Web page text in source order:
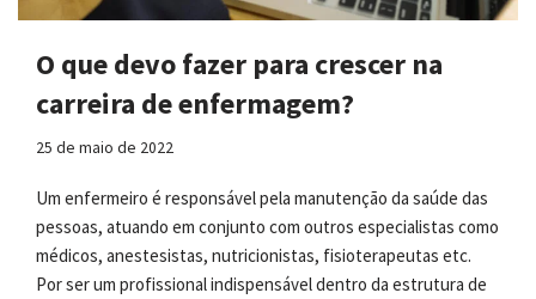
O que devo fazer para crescer na
carreira de enfermagem?
25 de maio de 2022
Um enfermeiro é responsável pela manutenção da saúde das
pessoas, atuando em conjunto com outros especialistas como
médicos, anestesistas, nutricionistas, fisioterapeutas etc.
Por ser um profissional indispensável dentro da estrutura de